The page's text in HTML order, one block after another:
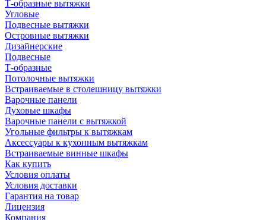
Т-образные вытяжки
Угловые
Подвесные вытяжки
Островные вытяжки
Дизайнерские
Подвесные
Т-образные
Потолочные вытяжки
Встраиваемые в столешницу вытяжки
Варочные панели
Духовые шкафы
Варочные панели с вытяжкой
Угольные фильтры к вытяжкам
Аксессуары к кухонным вытяжкам
Встраиваемые винные шкафы
Как купить
Условия оплаты
Условия доставки
Гарантия на товар
Лицензия
Компания